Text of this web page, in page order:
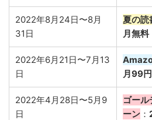
2022年8月24日〜8月
31日
夏の読
月無料
2022年6月21日〜7月13
日
月99円
2022年4月28日〜5月9
日
ゴー
ーン ：